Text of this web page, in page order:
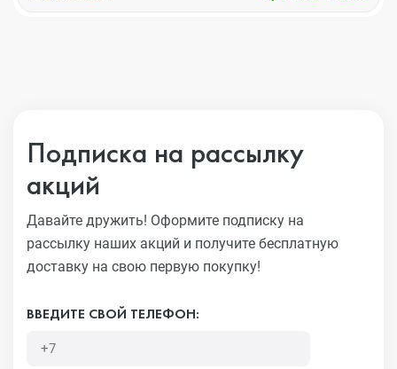
Подписка на рассылку
акций
Давайте дружить! Оформите подписку на
рассылку наших акций и получите бесплатную
доставку на свою первую покупку!
ВВЕДИТЕ СВОЙ ТЕЛЕФОН: